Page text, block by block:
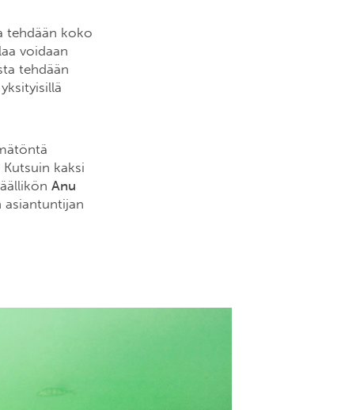
tehdään koko
voidaan
tehdään
kaksi
Anu